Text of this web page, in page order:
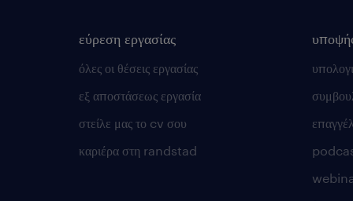
εύρεση εργασίας
όλες οι θέσεις εργασίας
εξ αποστάσεως εργασία
στείλε μας το cv σου
καριέρα στη randstad